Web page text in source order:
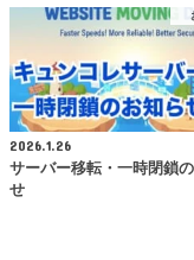
2026.1.26
サーバー移転・一時閉鎖
せ